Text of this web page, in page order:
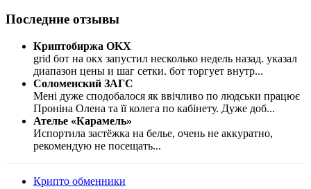
Последние отзывы
Криптобиржа OKX
grid бот на окх запустил несколько недель назад. указал
диапазон цены и шаг сетки. бот торгует внутр...
Соломенский ЗАГС
Мені дуже сподобалося як ввічливо по людськи працює
Проніна Олена та її колега по кабінету. Дуже доб...
Ателье «Карамель»
Испортила застёжка на белье, очень не аккуратно,
рекомендую не посещать...
Крипто обменники